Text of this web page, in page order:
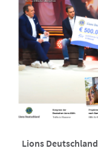
Lions Deutschland